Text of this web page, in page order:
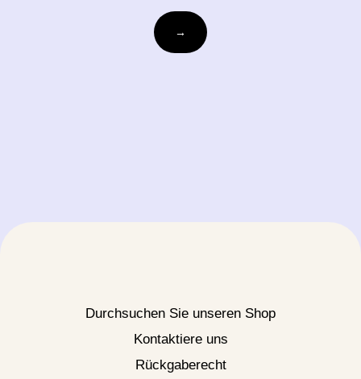
ihre-
email@beispiel.com
→
Durchsuchen Sie unseren Shop
Kontaktiere uns
Rückgaberecht